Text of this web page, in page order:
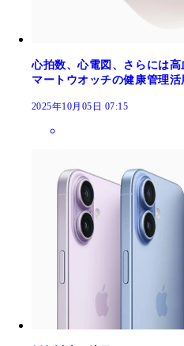
心拍数、心電図、さらには
マートウオッチの健康管理
2025年10月05日 07:15